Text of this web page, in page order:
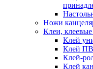
Ножи
Клеи,
Клей
Клей
Клей-
Клей